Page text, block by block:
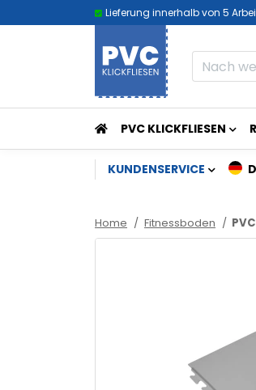
Lieferung innerhalb von 5
PVC KLICKFLIESEN
KUNDENSERVICE
Home Fitnessboden